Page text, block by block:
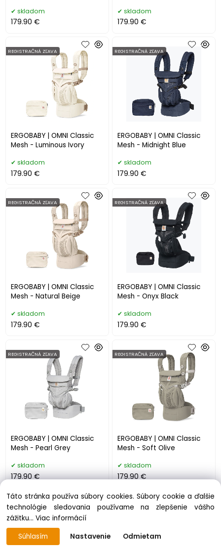
skladom
179.90 €
skladom
179.90 €
ERGOBABY | OMNI Classic
Mesh - Luminous Ivory
REGISTRAČNÁ ZĽAVA
skladom
179.90 €
ERGOBABY | OMNI Classic
Mesh - Midnight Blue
REGISTRAČNÁ ZĽAVA
skladom
179.90 €
ERGOBABY | OMNI Classic
Mesh - Natural Beige
REGISTRAČNÁ ZĽAVA
skladom
179.90 €
ERGOBABY | OMNI Classic
Mesh - Onyx Black
REGISTRAČNÁ ZĽAVA
skladom
179.90 €
ERGOBABY | OMNI Classic
Mesh - Pearl Grey
REGISTRAČNÁ ZĽAVA
skladom
179.90 €
ERGOBABY | OMNI Classic
Mesh - Soft Olive
REGISTRAČNÁ ZĽAVA
skladom
179.90 €
Táto stránka používa súbory cookies. Súbory cookie a ďalšie
technológie sledovania používame na zlepšenie vášho
zážitku... Viac informácií
Súhlasím
Nastavenie Odmietam